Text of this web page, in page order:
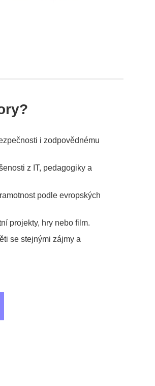
i zodpovědnému
z IT, pedagogiky a
podle evropských
projekty, hry nebo film.
se stejnými zájmy a